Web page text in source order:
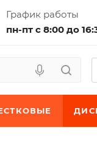
График работы
пн-пт с 8:00 до